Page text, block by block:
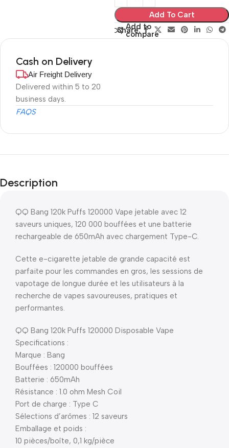
Add To Cart
Add to
compare
Share:
Cash on Delivery
Air Freight Delivery
Delivered within 5 to 20
business days.
FAQS
Description
QQ Bang 120k Puffs 120000 Vape jetable avec 12
saveurs uniques, 120 000 bouffées et une batterie
rechargeable de 650mAh avec chargement Type-C.
Cette e-cigarette jetable de grande capacité est
parfaite pour les commandes en gros, les sessions de
vapotage de longue durée et les utilisateurs à la
recherche de vapes savoureuses, pratiques et
performantes.
QQ Bang 120k Puffs 120000 Disposable Vape
Specifications :
Marque : Bang
Bouffées : 120000 bouffées
Batterie : 650mAh
Résistance : 1.0 ohm Mesh Coil
Port de charge : Type C
Sélections d’arômes : 12 saveurs
Emballage et poids :
10 pièces/boîte, 0,1 kg/pièce